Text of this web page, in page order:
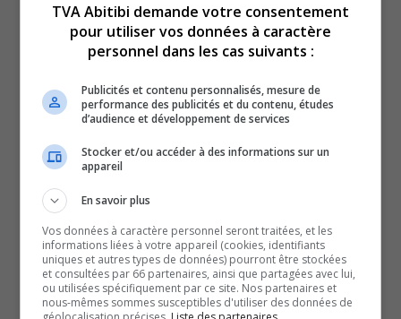
Agêni Bernard, 17 ans, de
Val-d’Or.
du boulevard Forest, à Val-d’Or, et se déplacerait à pied.
cheveux et les yeux bruns.
Elle porte des lunettes de vue et s’exprime en français.
Elle pourrait possiblement porter des pantalons de style
« jogging » gris.
Toute personne qui croit l’apercevoir doit contacter
TVA Abitibi demande votre consentement
pour utiliser vos données à caractère
personnel dans les cas suivants :
Publicités et contenu personnalisés, mesure de
performance des publicités et du contenu, études
d’audience et développement de services
Stocker et/ou accéder à des informations sur un
appareil
En savoir plus
Vos données à caractère personnel seront traitées, et les
informations liées à votre appareil (cookies, identifiants
uniques et autres types de données) pourront être stockées
et consultées par 66 partenaires, ainsi que partagées avec lui,
ou utilisées spécifiquement par ce site. Nos partenaires et
nous-mêmes sommes susceptibles d'utiliser des données de